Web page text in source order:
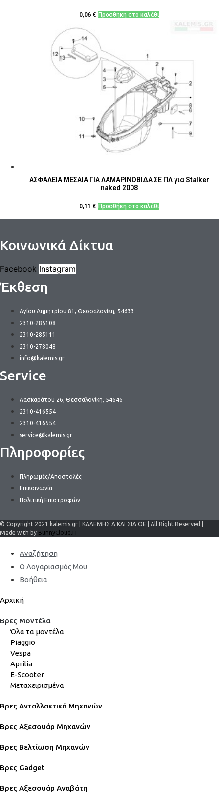
0,06 € Προσθήκη στο καλάθι
ΑΣΦΑΛΕΙΑ ΜΕΣΑΙΑ ΓΙΑ ΛΑΜΑΡΙΝΟΒΙΔΑ ΣΕ ΠΛ για Stalker
naked 2008
0,11 € Προσθήκη στο καλάθι
Κοινωνικά Δίκτυα
Facebook Instagram
Έκθεση
Αγίου Δημητρίου 81, Θεσσαλονίκη, 54633
2310-285108
2310-285111
2310-278048
info@kalemis.gr
Service
Λασκαράτου 26, Θεσσαλονίκη, 54646
2310-416554
2310-416554
service@kalemis.gr
Πληροφορίες
Πληρωμές/Αποστολές
Επικοινωνία
Πολιτική Επιστροφών
© Copyright 2021 kalemis.gr | ΚΑΛΕΜΗΣ Α ΚΑΙ ΣΙΑ ΟΕ | All Right Reserved |
Made with by BunnyCloud.IT
Αναζήτηση
Ο Λογαριασμός Μου
Βοήθεια
Αρχική
Βρες Μοντέλα
Όλα τα μοντέλα
Piaggio
Vespa
Aprilia
E-Scooter
Μεταχειρισμένα
Βρες Ανταλλακτικά Μηχανών
Βρες Αξεσουάρ Μηχανών
Βρες Βελτίωση Μηχανών
Βρες Gadget
Βρες Αξεσουάρ Αναβάτη